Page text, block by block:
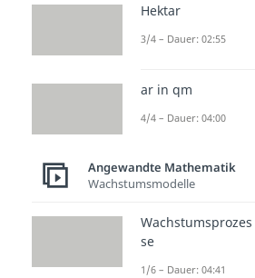
auch so
Abkürzung steht
Studyflix
einem
Hektar
3/4 – Dauer: 02:55
ar in qm
4/4 – Dauer: 04:00
Angewandte Mathematik
Wachstumsmodelle
Wachstumsprozes
se
1/6 – Dauer: 04:41